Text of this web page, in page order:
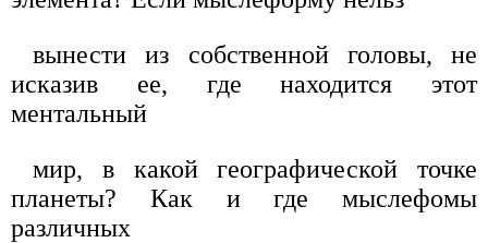
вынести из собственной головы, не
исказив ее, где находится этот
ментальный
мир, в какой географической точке
планеты? Как и где мыслефомы
различных